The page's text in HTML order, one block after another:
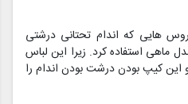
هایی که اندام تحتانی درشتی
ماهی استفاده کرد. زیرا این لباس
این کیپ بودن درشت بودن اندام را